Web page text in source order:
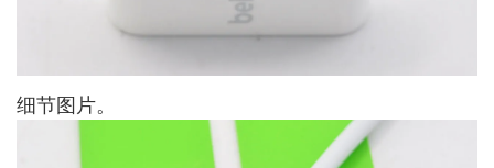
细节图片。